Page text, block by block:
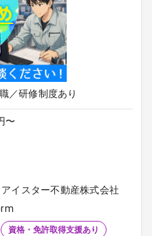
／研修制度あり
〜
イスター不動産株式会社
資格・免許取得支援あり